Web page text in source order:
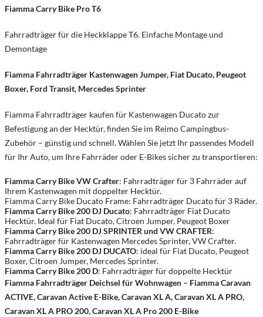
Fiamma Carry Bike Pro T6
Fahrradträger für die Heckklappe T6. Einfache Montage und
Demontage
Fiamma Fahrradträger Kastenwagen Jumper, Fiat Ducato, Peugeot
Boxer, Ford Transit, Mercedes Sprinter
Fiamma Fahrradträger kaufen für Kastenwagen Ducato zur
Befestigung an der Hecktür, finden Sie im Reimo Campingbus-
Zubehör – günstig und schnell. Wählen Sie jetzt Ihr passendes Modell
für Ihr Auto, um Ihre Fahrräder oder E-Bikes sicher zu transportieren:
Fiamma Carry Bike VW Crafter: Fahrradträger für 3 Fahrräder auf
Ihrem Kastenwagen mit doppelter Hecktür.
Fiamma Carry Bike Ducato Frame: Fahrradträger Ducato für 3 Räder.
Fiamma Carry Bike 200 DJ Ducato: Fahrradträger Fiat Ducato
Hecktür. Ideal für Fiat Ducato, Citroen Jumper, Peugeot Boxer
Fiamma Carry Bike 200 DJ SPRINTER und VW CRAFTER:
Fahrradträger für Kastenwagen Mercedes Sprinter, VW Crafter.
Fiamma Carry Bike 200 DJ DUCATO: ideal für Fiat Ducato, Peugeot
Boxer, Citroen Jumper, Mercedes Sprinter.
Fiamma Carry Bike 200 D: Fahrradträger für doppelte Hecktür
Fiamma Fahrradträger Deichsel für Wohnwagen – Fiamma Caravan
ACTIVE, Caravan Active E-Bike, Caravan XL A, Caravan XL A PRO,
Caravan XL A PRO 200, Caravan XL A Pro 200 E-Bike